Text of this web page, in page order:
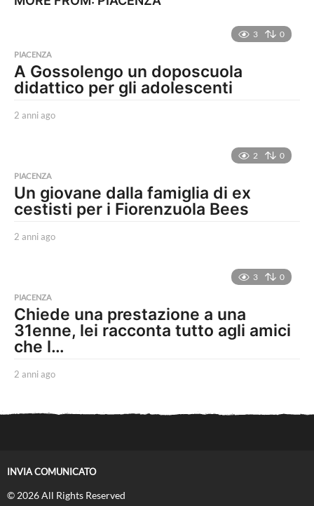
3 0
PIACENZA
A Gossolengo un doposcuola
didattico per gli adolescenti
2 anni ago
g
o
2 0
PIACENZA
Un giovane dalla famiglia di ex
cestisti per i Fiorenzuola Bees
2 anni ago
g
o
3 0
PIACENZA
Chiede una prestazione a una
31enne, lei racconta tutto agli amici
che l…
2 anni ago
n
o
INVIA COMUNICATO
© 2026 All Rights Reserved